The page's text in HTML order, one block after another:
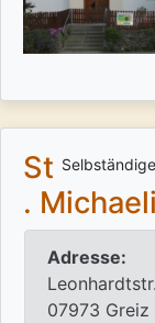
St
.
Adresse:
07973 Greiz